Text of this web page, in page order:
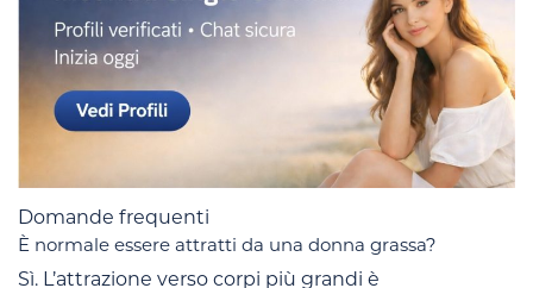
Domande frequenti
È normale essere attratti da una donna grassa?
Sì. L’attrazione verso corpi più grandi è